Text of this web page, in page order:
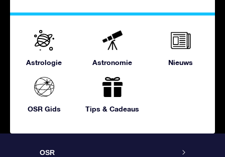
Astrologie Astronomie Nieuws
OSR Gids Tips & Cadeaus
OSR